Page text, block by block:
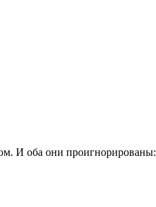
И оба они проигнорированы: